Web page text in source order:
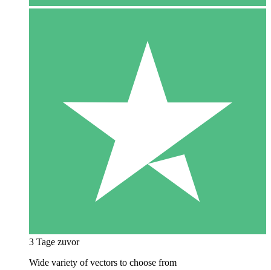
3 Tage zuvor
Wide variety of vectors to choose from